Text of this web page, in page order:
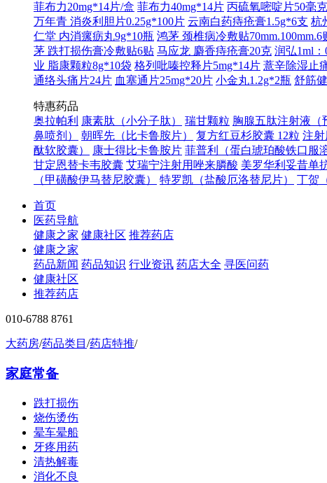
菲布力20mg*14片/盒 菲布力40mg*14片 丙硫氧嘧啶片50毫
万年青 消炎利胆片0.25g*100片 云南白药痔疮膏1.5g*6支 杭
仁堂 内消瘰疬丸9g*10瓶 鸿茅 颈椎病冷敷贴70mm.100mm.6
茅 跌打损伤膏冷敷贴6贴 马应龙 麝香痔疮膏20克 润弘1ml：
业 脂康颗粒8g*10袋 格列吡嗪控释片5mg*14片 薏辛除湿止
通络头痛片24片 血塞通片25mg*20片 小金丸1.2g*2瓶 舒筋
特惠药品
奥拉帕利 康素肽（小分子肽） 瑞甘颗粒 胸腺五肽注射液（
鼻喷剂）
朝晖先（比卡鲁胺片） 复方红豆杉胶囊 12粒 注射
酞软胶囊）
康士得比卡鲁胺片 菲普利（蛋白琥珀酸铁口服
甘定恩替卡韦胶囊 艾瑞宁注射用唑来膦酸 美罗华利妥昔单
（甲磺酸伊马替尼胶囊）
特罗凯（盐酸厄洛替尼片） 丁贺
首页
医药导航
健康之家 健康社区 推荐药店
健康之家
药品新闻 药品知识 行业资讯 药店大全 寻医问药
健康社区
推荐药店
010-6788 8761
大药房/药品类目 /药店特推/
家庭常备
跌打损伤
烧伤烫伤
晕车晕船
牙疼用药
清热解毒
消化不良